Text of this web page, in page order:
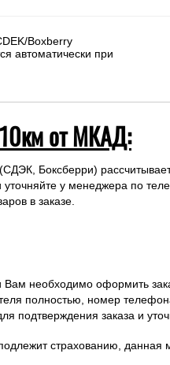
Boxberry
автоматически при
от МКАД:
Боксберри)
у менеджера по
в заказе.
Вам необходимо оформить
полностью, номер
подтверждения заказа и
страхованию,